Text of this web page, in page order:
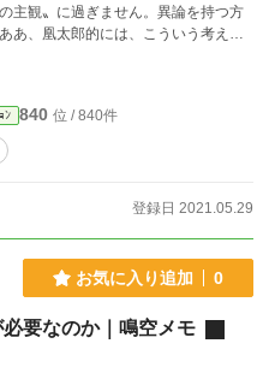
主観〟に過ぎません。異論を持つ方
あ、凰太郎的には、こういう考え方
止めて頂きたく思います。 また、ブ
構える娯楽として、どうぞ。 読者様
しんでもらえたら喜ばしいです。
ﾝ 840 位 / 840件
登録日 2021.05.29
お気に入り追加 0
要なのか｜鳴空メモ